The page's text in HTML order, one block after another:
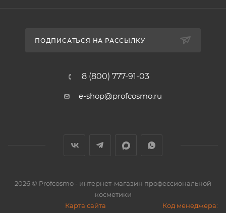
ПОДПИСАТЬСЯ НА РАССЫЛКУ
8 (800) 777-91-03
e-shop@profcosmo.ru
2026© Profcosmo - интернет-магазин профессиональной
косметики
Карта сайта
Код менеджера: